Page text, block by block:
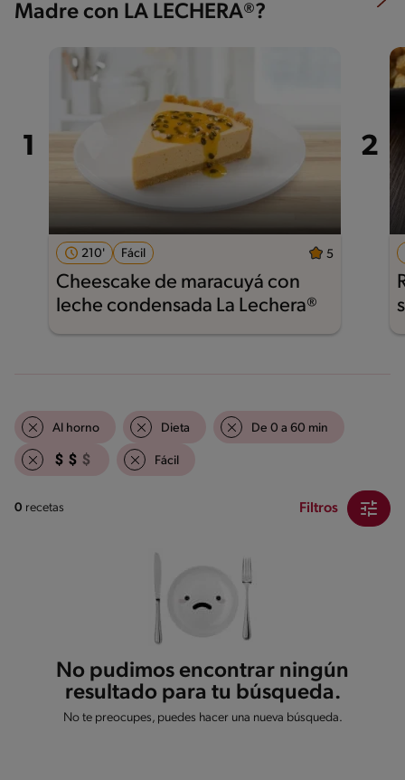
Madre con LA LECHERA®?
210' Fácil 5
Cheescake de maracuyá con
leche condensada La Lechera®
Al horno Dieta De 0 a 60 min
Fácil
0 recetas Filtros
No pudimos encontrar ningún
resultado para tu búsqueda.
No te preocupes, puedes hacer una nueva búsqueda.